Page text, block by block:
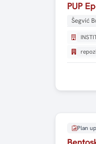
PUP
Šegvić
Plan